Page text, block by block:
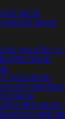
BICIE
BICIE
PALIČKY A
PRE BICIE
NÁSTROJE
PRE BICIE
PRE